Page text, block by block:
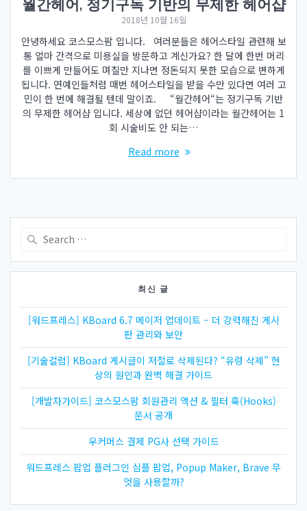
월간헤어, 정기구독 기반의 무제한 헤어샵
2018년 10월 16일
안녕하세요 코스모스팜 입니다. 여러분들은 헤어스타일 관련해 보
통 얼마 간격으로 미용실을 방문하고 계신가요? 한 달에 한번 머리
를 이쁘게 만들어도 며칠만 지나면 정돈되지 못한 모습으로 변하게
됩니다. 연예인들처럼 매번 헤어스타일을 받을 수만 있다면 여러 고
민이 한 번에 해결될 텐데 말이죠. “월간헤어“는 정기구독 기반
의 무제한 헤어샵 입니다. 세상에 없던 헤어샵이라는 월간헤어는 1
회 시술비도 안 되는…
Read more
최신 글
[워드프레스] KBoard 6.7 메이저 업데이트 – 더 강력해진 게시
판 관리와 보안
[기술컬럼] KBoard 게시글이 저절로 삭제된다? “유령 삭제” 현
상의 원인과 완벽 해결 가이드
[개발자가이드] 코스모스팜 회원관리 액션 & 필터 훅(Hooks)
문서 공개
우커머스 결제 PG사 선택 가이드
워드프레스 팝업 플러그인 심플 팝업, Popup Maker, Brave 무
엇을 사용할까?